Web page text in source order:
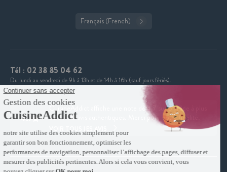
Français (French)
Tél : 02 38 85 04 62
Du lundi au vendredi de 9h à 13h et de 14h à 16h (sauf jours fériés).
4.7
CuisineAddict affiche une note de 4,7 sur 5 grâce à plus
de 3 700 avis authentiques. Merci pour votre fidélité.
VOIR TOUS LES AVIS